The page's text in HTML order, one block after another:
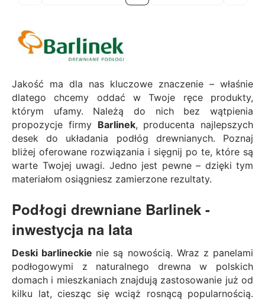
Jakość ma dla nas kluczowe znaczenie – właśnie
dlatego chcemy oddać w Twoje ręce produkty,
którym ufamy. Należą do nich bez wątpienia
propozycje firmy Barlinek, producenta najlepszych
desek do układania podłóg drewnianych. Poznaj
bliżej oferowane rozwiązania i sięgnij po te, które są
warte Twojej uwagi. Jedno jest pewne – dzięki tym
materiałom osiągniesz zamierzone rezultaty.
Podłogi drewniane Barlinek -
inwestycja na lata
Deski barlineckie nie są nowością. Wraz z panelami
podłogowymi z naturalnego drewna w polskich
domach i mieszkaniach znajdują zastosowanie już od
kilku lat, ciesząc się wciąż rosnącą popularnością.